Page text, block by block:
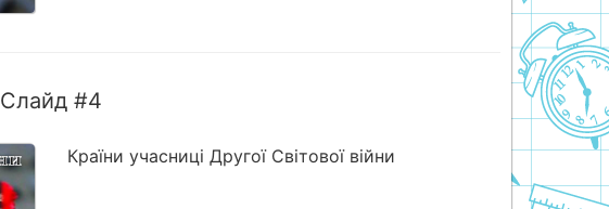
Слайд #4
Країни учасниці Другої Світової війни